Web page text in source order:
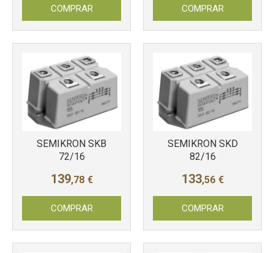
COMPRAR COMPRAR
SEMIKRON SKB
72/16
139,78 €
COMPRAR
SEMIKRON SKD
82/16
133,56 €
COMPRAR